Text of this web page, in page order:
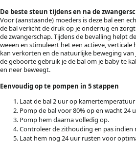
De beste steun tijdens en na de
Voor (aanstaande) moeders is deze bal een
de bal verlicht de druk op je onderrug en
de zwangerschap. Tijdens de bevalling helpt
weeën en stimuleert het een actieve, verticale
kan verkorten en de natuurlijke beweging
de geboorte gebruik je de bal om je baby te
en neer beweegt.
Eenvoudig op te pompen in 5 stappen
Laat de bal 2 uur op
Pomp de bal voor 80% op en wacht 24
Pomp hem daarna volledig op.
Controleer de zithouding en pas
Laat hem nog 24 uur rusten voor